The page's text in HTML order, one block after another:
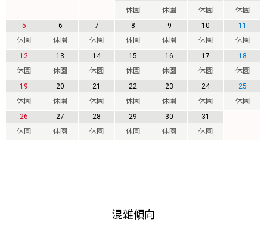
休園
休園
休園
休園
5
休園
6
休園
7
休園
8
休園
9
休園
10
休園
11
休園
12
休園
13
休園
14
休園
15
休園
16
休園
17
休園
18
休園
19
休園
20
休園
21
休園
22
休園
23
休園
24
休園
25
休園
26
休園
27
休園
28
休園
29
休園
30
休園
31
休園
混雑傾向